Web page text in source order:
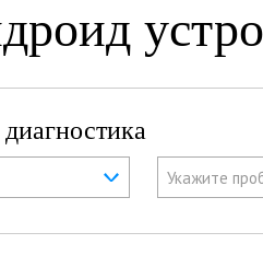
Укажите